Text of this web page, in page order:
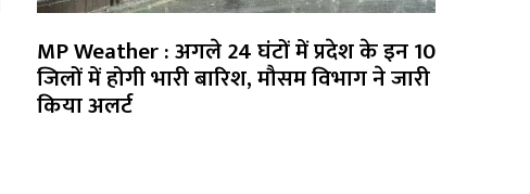
MP Weather : अगले 24 घंटों में प्रदेश के इन 10
जिलों में होगी भारी बारिश, मौसम विभाग ने जारी
किया अलर्ट